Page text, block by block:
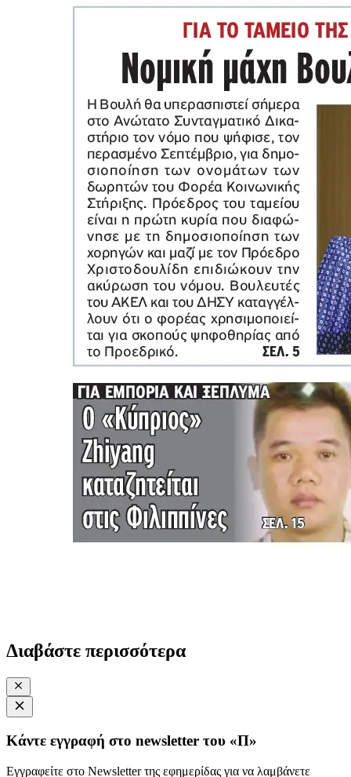
Διαβάστε περισσότερα
Κάντε εγγραφή στο newsletter του «Π»
Εγγραφείτε στο Newsletter της εφημερίδας για να λαμβάνετε